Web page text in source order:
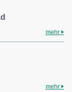
mehr
mehr